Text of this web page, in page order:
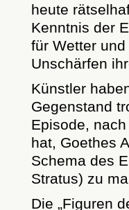
heute
Kenntnis der
für Wetter
Unschärfen
Künstler
Gegenstand
Episode,
hat, Goethes
Schema des
Stratus) zu
Die „Figuren